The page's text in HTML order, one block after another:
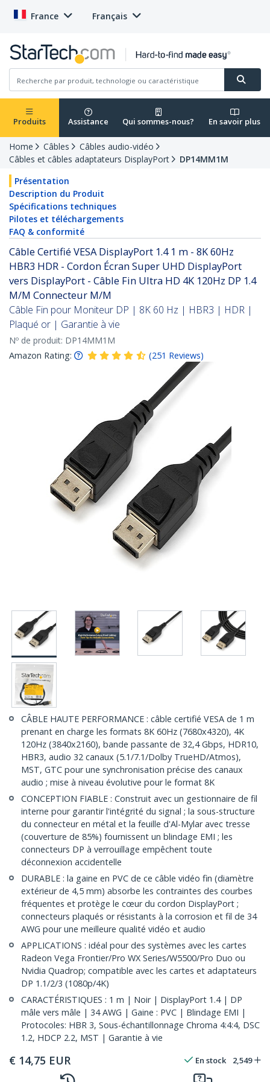
France Français
Produits Assistance Qui sommes-nous? En savoir plus
Home Câbles
Câbles audio-vidéo
Câbles et câbles adaptateurs DisplayPort
DP14MM1M
Présentation
Description du Produit
Spécifications techniques
Pilotes et téléchargements
FAQ & conformité
Câble Certifié VESA DisplayPort 1.4 1 m - 8K 60Hz
HBR3 HDR - Cordon Écran Super UHD DisplayPort
vers DisplayPort - Câble Fin Ultra HD 4K 120Hz DP 1.4
M/M Connecteur M/M
Câble Fin pour Moniteur DP | 8K 60 Hz | HBR3 | HDR |
Plaqué or | Garantie à vie
Nº de produit: DP14MM1M
Amazon Rating:
(251 Reviews)
CÂBLE HAUTE PERFORMANCE : câble certifié VESA de 1 m
prenant en charge les formats 8K 60Hz (7680x4320), 4K
120Hz (3840x2160), bande passante de 32,4 Gbps, HDR10,
HBR3, audio 32 canaux (5.1/7.1/Dolby TrueHD/Atmos),
MST, GTC pour une synchronisation précise des canaux
audio ; mise à niveau évolutive pour le format 8K
CONCEPTION FIABLE : Construit avec un gestionnaire de fil
interne pour garantir l'intégrité du signal ; la sous-structure
du connecteur en métal et la feuille d'Al-Mylar avec tresse
(couverture de 85%) fournissent un blindage EMI ; les
connecteurs DP à verrouillage empêchent toute
déconnexion accidentelle
DURABLE : la gaine en PVC de ce câble vidéo fin (diamètre
extérieur de 4,5 mm) absorbe les contraintes des courbes
fréquentes et protège le cœur du cordon DisplayPort ;
connecteurs plaqués or résistants à la corrosion et fil de 34
AWG pour une meilleure qualité vidéo et audio
APPLICATIONS : idéal pour des systèmes avec les cartes
Radeon Vega Frontier/Pro WX Series/W5500/Pro Duo ou
Nvidia Quadrop; compatible avec les cartes et adaptateurs
DP 1.1/2/3 (1080p/4K)
CARACTÉRISTIQUES : 1 m | Noir | DisplayPort 1.4 | DP
mâle vers mâle | 34 AWG | Gaine : PVC | Blindage EMI |
Protocoles: HBR 3, Sous-échantillonnage Chroma 4:4:4, DSC
1.2, HDCP 2.2, MST | Garantie à vie
€ 14,75 EUR En stock 2,549